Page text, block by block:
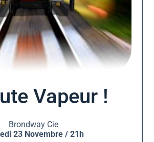
Vapeur !
Brondway Cie
23 Novembre / 21h